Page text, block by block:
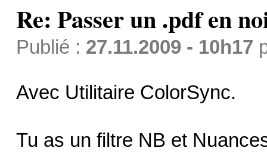
Re: Passer un .pdf en
Publié : 27.11.2009 - 10h17
Avec Utilitaire ColorSync.
Tu as un filtre NB et